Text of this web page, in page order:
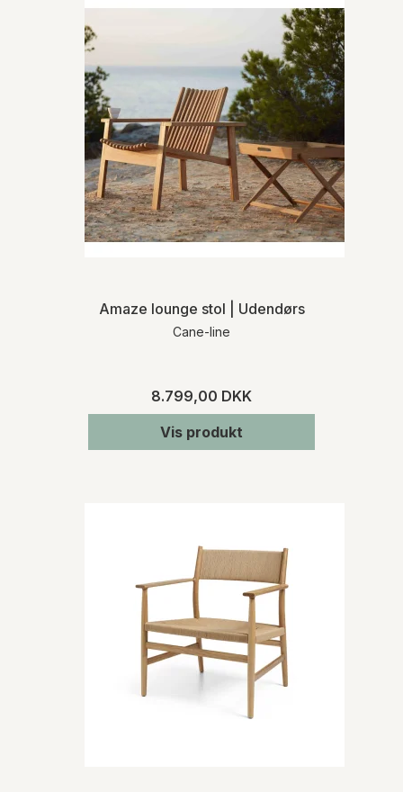
Amaze lounge stol | Udendørs
Cane-line
8.799,00 DKK
Vis produkt